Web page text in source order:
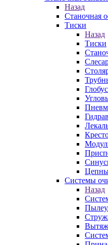
Назад
Станочная
Тиски
Назад
Тиски
Системы
Назад